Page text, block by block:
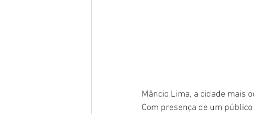
Mâncio Lima, a cidade mais
Com presença de um